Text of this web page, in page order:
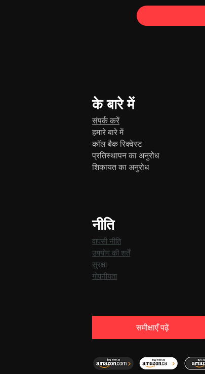
के बारे में
संपर्क करें
हमारे बारे में
कॉल बैक रिक्वेस्ट
प्रतिस्थापन का अनुरोध
शिकायत का अनुरोध
नीति
वापसी नीति
उपयोग की शर्तें
सुरक्षा
गोपनीयता
समीक्षाएँ पढ़ें